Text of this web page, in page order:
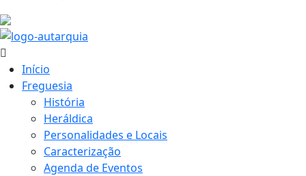
Início
Freguesia
História
Heráldica
Personalidades e Locais
Caracterização
Agenda de Eventos